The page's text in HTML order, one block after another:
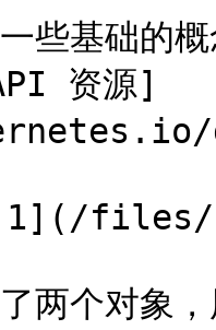
些基础的
资源]
1](/files/
两个对象